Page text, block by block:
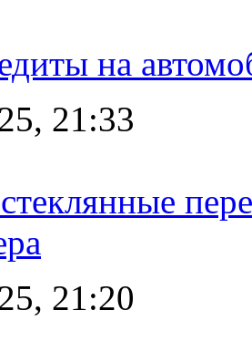
на
21:33
21:20